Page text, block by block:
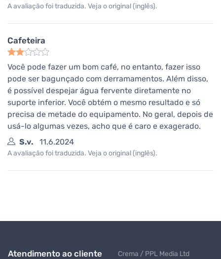
A avaliação foi traduzida. Veja o original (inglês).
Cafeteira
Você pode fazer um bom café, no entanto, fazer isso
pode ser bagunçado com derramamentos. Além disso,
é possível despejar água fervente diretamente no
suporte inferior. Você obtém o mesmo resultado e só
precisa de metade do equipamento. No geral, depois de
usá-lo algumas vezes, acho que é caro e exagerado.
S.v.
11.6.2024
A avaliação foi traduzida. Veja o original (inglês).
Atendimento ao cliente
Crema / PPL Media Ltd